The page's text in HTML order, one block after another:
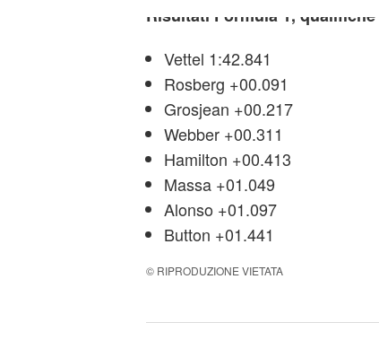
Risultati Formula 1,
Vettel 1:42.841
Rosberg +00.091
Grosjean +00.217
Webber +00.311
Hamilton +00.413
Massa +01.049
Alonso +01.097
Button +01.441
© RIPRODUZIONE VIETATA